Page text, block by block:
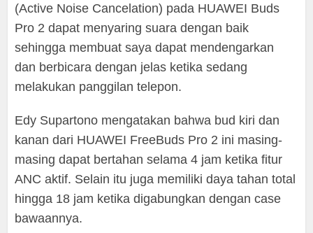
(Active Noise Cancelation) pada HUAWEI Buds
Pro 2 dapat menyaring suara dengan baik
sehingga membuat saya dapat mendengarkan
dan berbicara dengan jelas ketika sedang
melakukan panggilan telepon.
Edy Supartono mengatakan bahwa bud kiri dan
kanan dari HUAWEI FreeBuds Pro 2 ini masing-
masing dapat bertahan selama 4 jam ketika fitur
ANC aktif. Selain itu juga memiliki daya tahan total
hingga 18 jam ketika digabungkan dengan case
bawaannya.